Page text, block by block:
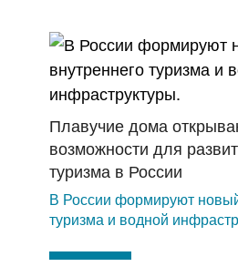
Плавучие дома
возможности для
туризма в России
В России формируют
туризма и водной